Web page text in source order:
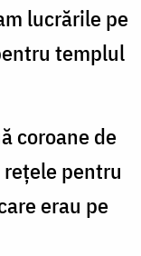
lucrările pe
templul
coroane de
pentru
erau pe